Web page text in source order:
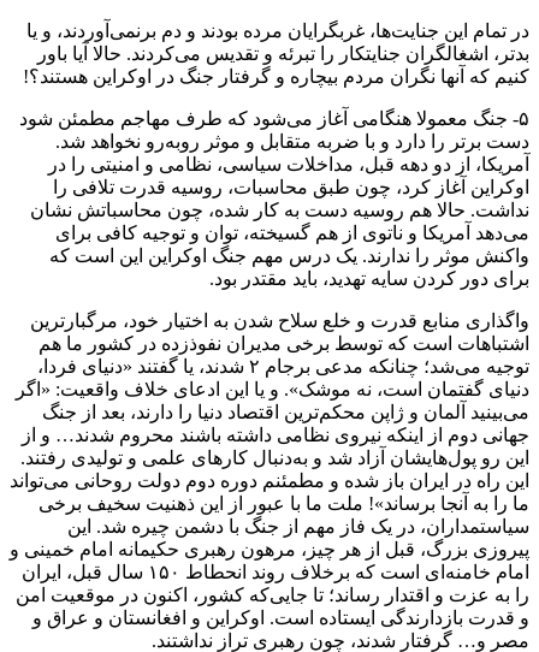
در تمام این جنایت‌ها، غربگرایان مرده بودند و دم برنمی‌آوردند، و یا
بدتر،‌ اشغالگران جنایتکار را تبرئه و تقدیس می‌کردند. حالا آیا باور
کنیم که آنها نگران مردم بیچاره و گرفتار جنگ در اوکراین هستند؟!
۵- جنگ معمولا هنگامی آغاز می‌شود که طرف مهاجم مطمئن شود
دست برتر را دارد و با ضربه متقابل و موثر روبه‌رو نخواهد شد.
آمریکا، از دو دهه قبل، مداخلات سیاسی، نظامی و امنیتی را در
اوکراین آغاز کرد، چون طبق محاسبات، روسیه قدرت تلافی را
نداشت. حالا هم روسیه دست به کار شده، چون محاسباتش نشان
می‌دهد آمریکا و ناتوی از هم گسیخته، توان و توجیه کافی برای
واکنش موثر را ندارند. یک درس مهم جنگ اوکراین این است که
برای دور کردن سایه تهدید، باید مقتدر بود.
واگذاری منابع قدرت و خلع سلاح شدن به اختیار خود، مرگبارترین
اشتباهات است که توسط برخی مدیران نفوذزده در کشور ما هم
توجیه می‌شد؛ چنانکه مدعی برجام ۲ شدند، یا گفتند «دنیای فردا،
دنیای گفتمان است، نه موشک». و یا این ادعای خلاف واقعیت: «اگر
می‌بینید آلمان و ژاپن محکم‌ترین اقتصاد دنیا را دارند، بعد از جنگ
جهانی دوم از اینکه نیروی نظامی داشته باشند محروم شدند… و از
این رو پول‌هایشان آزاد شد و به‌دنبال کارهای علمی و تولیدی رفتند.
این راه در ایران باز شده و مطمئنم دوره دوم دولت روحانی می‌تواند
ما را به آنجا برساند»! ملت ما با عبور از این ذهنیت سخیف برخی
سیاستمداران، در یک فاز مهم از جنگ با دشمن چیره شد. این
پیروزی بزرگ، قبل از هر چیز، مرهون رهبری حکیمانه امام خمینی و
امام خامنه‌ای است که برخلاف روند انحطاط ۱۵۰ سال قبل، ایران
را به عزت و اقتدار رساند؛ تا جایی‌که کشور، اکنون در موقعیت امن
و قدرت بازدارندگی ایستاده است. اوکراین و افغانستان و عراق و
مصر و… گرفتار شدند، چون رهبری ‌تراز نداشتند.